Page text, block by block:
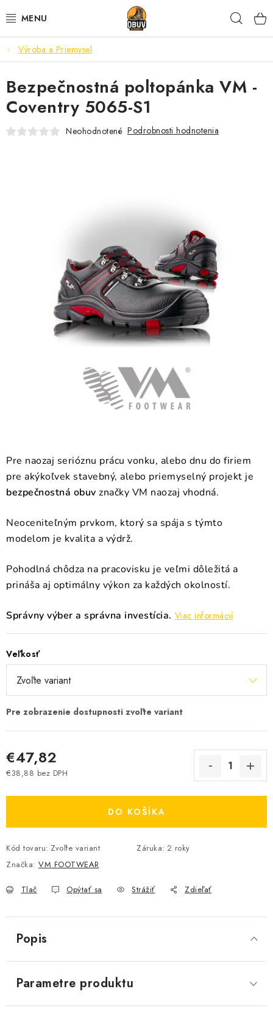
na
PRACOVNÁ A BEZPEČNOSTNÁ OBUV
VOĽNOČASOVÁ OBUV
VÝPREDAJ
HODNOTENIE OBCHODU
OCHRANNÉ PRACOVNÉ POMÔCKY
Často kladené otázky
INFORMÁCIE PRE ZÁKAZNÍKOV
Napíšte nám
Výroba a Priemysel
Pre naozaj serióznu prácu vonku, alebo dnu do firiem
pre akýkoľvek stavebný, alebo priemyselný projekt je
bezpečnostná obuv značky VM naozaj vhodná.
Neoceniteľným prvkom, ktorý sa spája s týmto
modelom je kvalita a výdrž.
Pohodlná chôdza na pracovisku je veľmi dôležitá a
prináša aj optimálny výkon za každých okolností.
Správny výber a správna investícia. Viac informácií
Veľkosť
€47,82
€38,88 bez DPH
DO KOŠÍKA
Kód tovaru: Zvoľte variant Záruka: 2 roky
Značka: VM FOOTWEAR
Tlač Opýtať sa Strážiť Zdieľať
Bezpečnostná poltopánka VM -
Coventry 5065-S1
Neohodnotené Podrobnosti hodnotenia
Popis
Parametre produktu